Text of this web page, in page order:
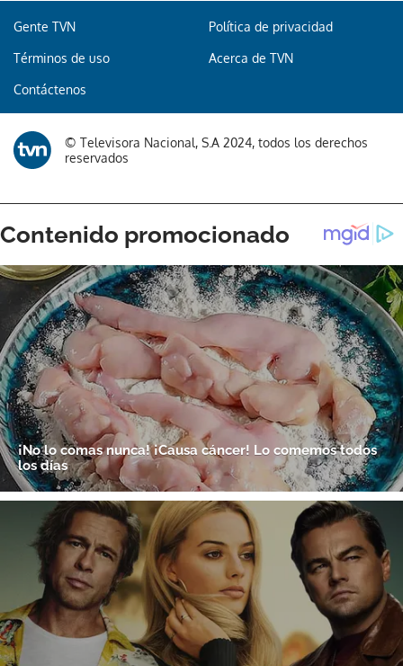
ACEPTAR
Gente TVN Política de privacidad
Términos de uso Acerca de TVN
Contáctenos
© Televisora Nacional, S.A 2024, todos los derechos
reservados